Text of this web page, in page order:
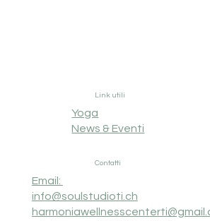
Link utili
Yoga
News & Eventi
Contatti
Email:
info@soulstudioti.ch